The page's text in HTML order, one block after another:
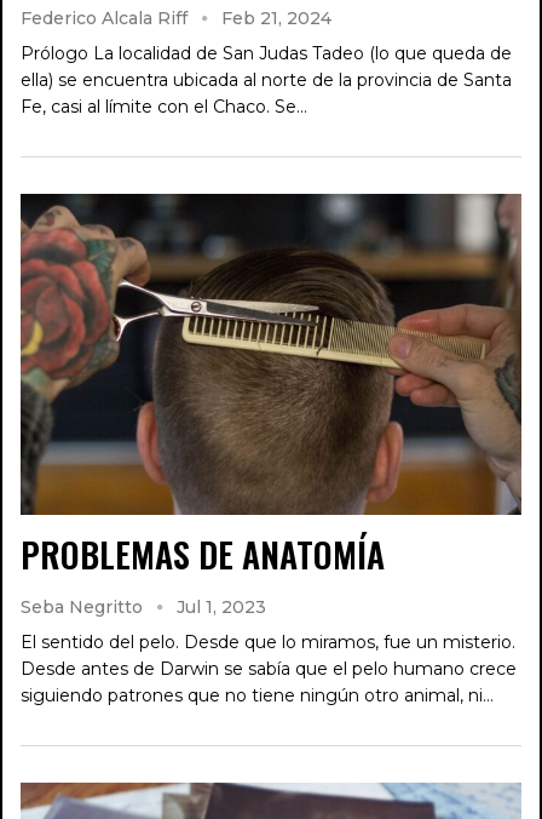
Federico Alcala Riff
Feb 21, 2024
Prólogo La localidad de San Judas Tadeo (lo que queda de
ella) se encuentra ubicada al norte de la provincia de Santa
Fe, casi al límite con el Chaco. Se…
PROBLEMAS DE ANATOMÍA
Seba Negritto
Jul 1, 2023
El sentido del pelo. Desde que lo miramos, fue un misterio.
Desde antes de Darwin se sabía que el pelo humano crece
siguiendo patrones que no tiene ningún otro animal, ni…